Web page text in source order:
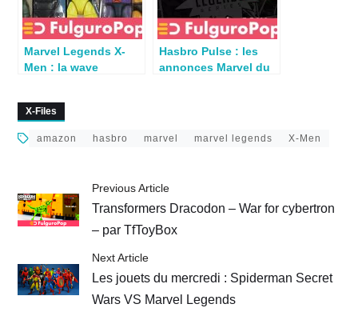
Marvel Legends X-
Men : la wave
Hasbro Pulse : les
annonces Marvel du
X-Files
amazon hasbro marvel marvel legends X-Men
Previous Article
Transformers Dracodon – War for cybertron
– par TfToyBox
Next Article
Les jouets du mercredi : Spiderman Secret
Wars VS Marvel Legends